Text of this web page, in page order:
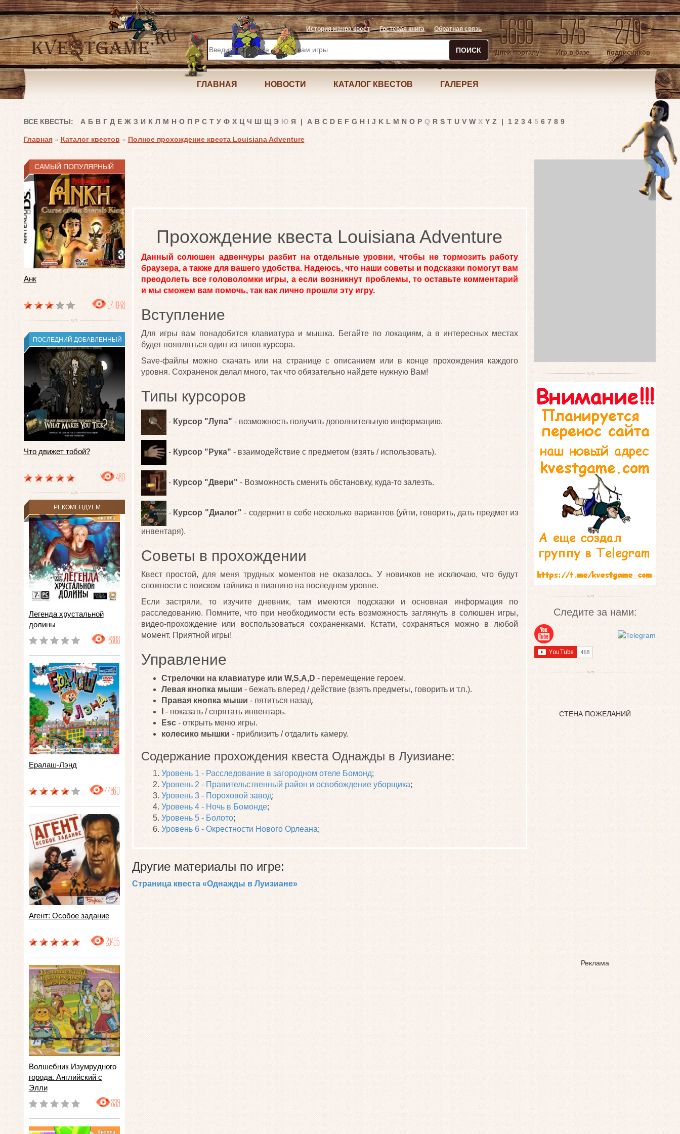
История жанра квест Гостевая книга Обратная связь
ПОИСК 5699
Дней порталу 575
Игр в базе 270
подписчиков
ГЛАВНАЯ НОВОСТИ КАТАЛОГ КВЕСТОВ ГАЛЕРЕЯ
ВСЕ КВЕСТЫ: А Б В Г Д Е Ж З И К Л М Н О П Р С Т У Ф Х Ц Ч Ш Щ Э Ю Я | A B C D E F G H I J K L M N O P Q R S T U V W X Y Z | 1 2 3 4 5 6 7 8 9
Главная » Каталог квестов » Полное прохождение квеста Louisiana Adventure
САМЫЙ ПОПУЛЯРНЫЙ
Анк
341048
ПОСЛЕДНИЙ ДОБАВЛЕННЫЙ
Что движет тобой?
480
РЕКОМЕНДУЕМ
Легенда хрустальной
долины
18808
Ералаш-Лэнд
44863
Агент: Особое задание
29495
Волшебник Изумрудного
города. Английский с
Элли
839
Прохождение квеста Louisiana Adventure
Данный солюшен адвенчуры разбит на отдельные уровни, чтобы не тормозить работу
браузера, а также для вашего удобства. Надеюсь, что наши советы и подсказки помогут вам
преодолеть все головоломки игры, а если возникнут проблемы, то оставьте комментарий
и мы сможем вам помочь, так как лично прошли эту игру.
Вступление
Для игры вам понадобится клавиатура и мышка. Бегайте по локациям, а в интересных местах
будет появляться один из типов курсора.
Save-файлы можно скачать или на странице с описанием или в конце прохождения каждого
уровня. Сохраненок делал много, так что обязательно найдете нужную Вам!
Типы курсоров
- Курсор "Лупа" - возможность получить дополнительную информацию.
- Курсор "Рука" - взаимодействие с предметом (взять / использовать).
- Курсор "Двери" - Возможность сменить обстановку, куда-то залезть.
- Курсор "Диалог" - содержит в себе несколько вариантов (уйти, говорить, дать предмет из
инвентаря).
Советы в прохождении
Квест простой, для меня трудных моментов не оказалось. У новичков не исключаю, что будут
сложности с поиском тайника в пианино на последнем уровне.
Если застряли, то изучите дневник, там имеются подсказки и основная информация по
расследованию. Помните, что при необходимости есть возможность заглянуть в солюшен игры,
видео-прохождение или воспользоваться сохраненками. Кстати, сохраняться можно в любой
момент. Приятной игры!
Управление
Стрелочки на клавиатуре или W,S,A,D - перемещение героем.
Левая кнопка мыши - бежать вперед / действие (взять предметы, говорить и т.п.).
Правая кнопка мыши - пятиться назад.
- показать / спрятать инвентарь.
Esc- открыть меню игры.
колесико мышки - приблизить / отдалить камеру.
Содержание прохождения квеста Однажды в Луизиане:
Уровень 1 - Расследование в загородном отеле Бомонд;
Уровень 2 - Правительственный район и освобождение уборщика;
Уровень 3 - Пороховой завод;
Уровень 4 - Ночь в Бомонде;
Уровень 5 - Болото;
Уровень 6 - Окрестности Нового Орлеана;
Другие материалы по игре:
Страница квеста «Однажды в Луизиане»
Следите за нами:
СТЕНА ПОЖЕЛАНИЙ
Реклама